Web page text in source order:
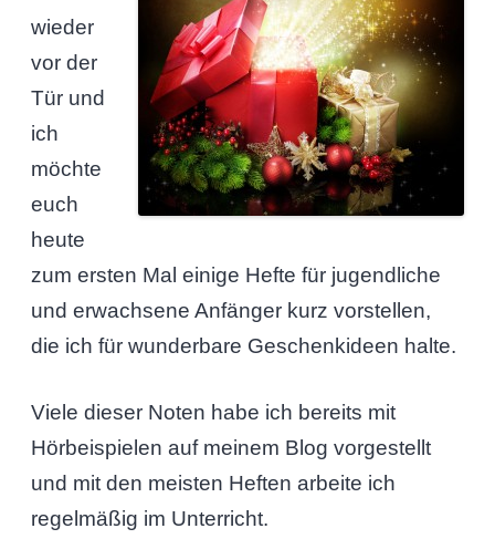
wieder
vor der
Tür und
ich
möchte
euch
heute
zum ersten Mal einige Hefte für jugendliche
und erwachsene Anfänger kurz vorstellen,
die ich für wunderbare Geschenkideen halte.
Viele dieser Noten habe ich bereits mit
Hörbeispielen auf meinem Blog vorgestellt
und mit den meisten Heften arbeite ich
regelmäßig im Unterricht.